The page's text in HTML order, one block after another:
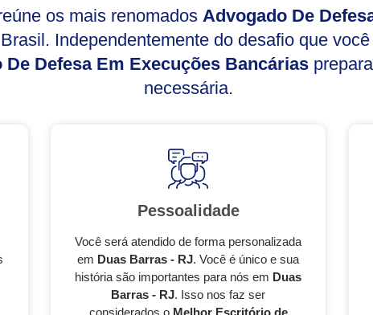
os mais renomados Advogado De
Independentemente do desafio que
De Defesa Em Execuções Bancárias
necessária.
Pessoalidade
Você será atendido de forma personalizada
em Duas Barras - RJ. Você é único e sua
história são importantes para nós em Duas
Barras - RJ. Isso nos faz ser
considerados o Melhor Escritório de